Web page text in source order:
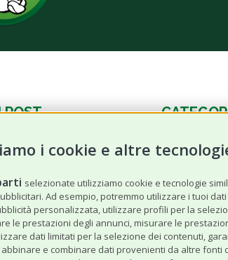
i cookie e altre
selezionate utilizziamo cookie e tecnologie
Ad esempio, potremmo utilizzare i tuoi
personalizzata, utilizzare profili per la
le prestazioni degli annunci, misurare le
dati limitati per la selezione dei contenuti,
e combinare dati provenienti da altre
POST
per cani e gatti:
I 3 prodotti da
quando viaggi
pet
News
Cane
Gatto
Altri Animali